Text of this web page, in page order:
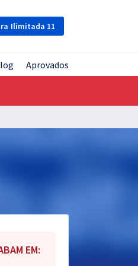
Ilimitada 11
Aprovados
EM: